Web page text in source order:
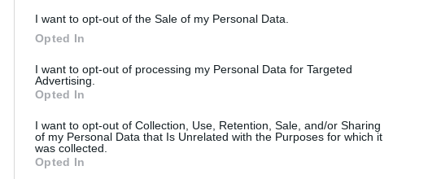
I want to opt-out of the Sale of my Personal Data.
Opted In
I want to opt-out of processing my Personal Data for Targeted
Advertising.
Opted In
I want to opt-out of Collection, Use, Retention, Sale, and/or Sharing
of my Personal Data that Is Unrelated with the Purposes for which it
was collected.
Opted In
Últimas noticias
España impone controles a los viajeros procedentes de Italia tras el rechazo de
Italia rechaza el ultimátum del Gobierno y mantiene los controles a viajeros de
España hasta el 15 de agosto: "No aceptamos imposiciones"